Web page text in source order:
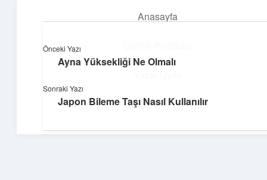
Anasayfa
Hakkımızda
Pratik Çözüm Rehberi
Hayatını kolaylaştıran zekice fikirler!
Önceki Yazı
Ayna Yüksekliği Ne Olmalı
Sonraki Yazı
Japon Bileme Taşı Nasıl Kullanılır